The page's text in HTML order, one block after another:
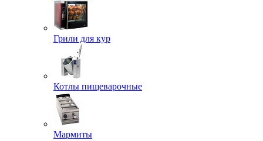
Грили для кур
Котлы пищеварочные
Мармиты